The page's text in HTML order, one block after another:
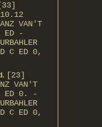
[33]
VAN'T
ED -
С ED 0,
[23]
VAN'T
ED 0. -
С ED 0,